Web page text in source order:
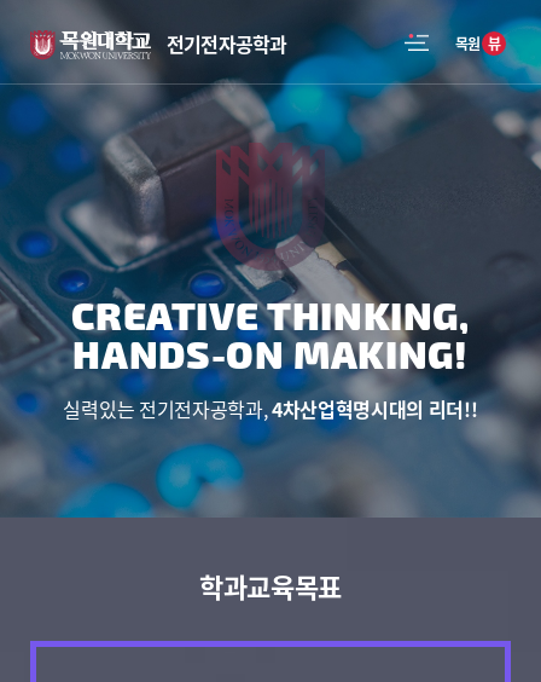
전기전자공학과 목원 뷰
CREATIVE THINKING,
HANDS-ON MAKING!
실력있는 전기전자공학과,4차산업혁명시대의 리더!!
학과교육목표